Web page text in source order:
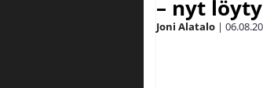
– nyt
Joni Alatalo |